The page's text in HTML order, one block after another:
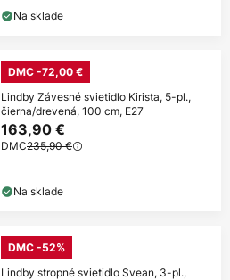
Na sklade
DMC -72,00 €
Lindby Závesné svietidlo Kirista, 5-pl.,
čierna/drevená, 100 cm, E27
163,90 €
DMC235,90 €
Na sklade
DMC -52%
Lindby stropné svietidlo Svean, 3-pl.,